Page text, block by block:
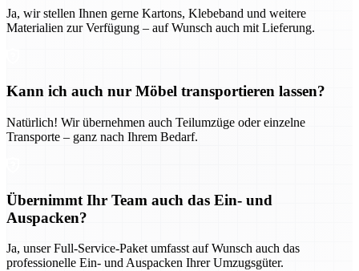
Ja, wir stellen Ihnen gerne Kartons, Klebeband und weitere
Materialien zur Verfügung – auf Wunsch auch mit Lieferung.
Kann ich auch nur Möbel transportieren lassen?
Natürlich! Wir übernehmen auch Teilumzüge oder einzelne
Transporte – ganz nach Ihrem Bedarf.
Übernimmt Ihr Team auch das Ein- und
Auspacken?
Ja, unser Full-Service-Paket umfasst auf Wunsch auch das
professionelle Ein- und Auspacken Ihrer Umzugsgüter.